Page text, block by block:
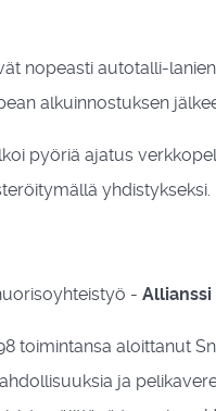
nopeasti autotalli-
alkuinnostuksen
pyöriä ajatus
yhdistykseksi.
- Allianssi
toimintansa aloittanut
ja